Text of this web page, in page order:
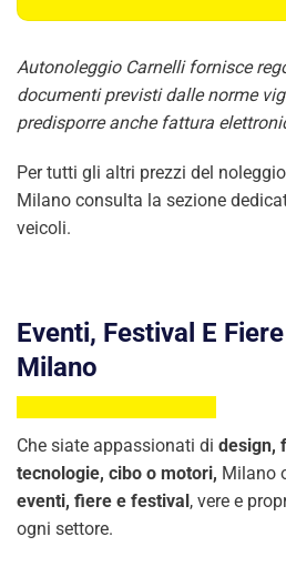
Autonoleggio Carnelli fornisce
documenti previsti dalle norme
predisporre anche fattura
Per tutti gli altri prezzi del
Milano consulta la sezione
veicoli.
Eventi, Festival E
Milano
Che siate appassionati di design,
tecnologie, cibo o motori, Milano
eventi, fiere e festival, vere e
ogni settore.